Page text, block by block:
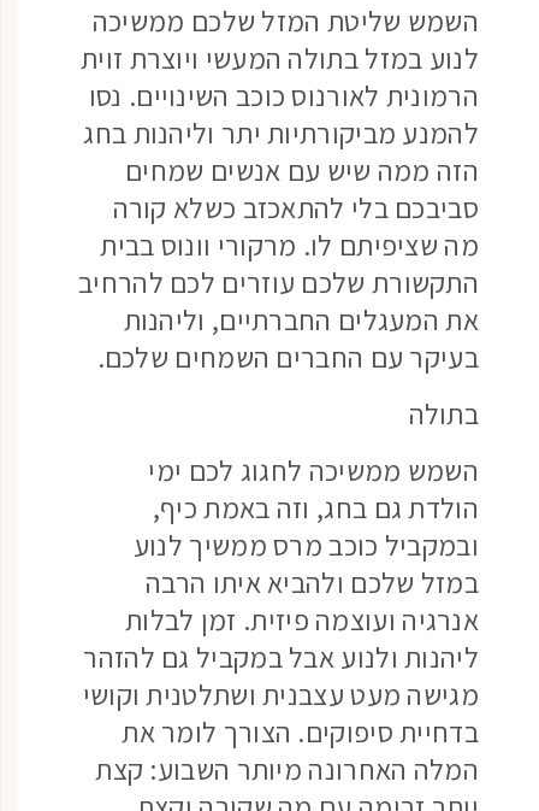
השמש שליטת המזל שלכם ממשיכה
לנוע במזל בתולה המעשי ויוצרת זוית
הרמונית לאורנוס כוכב השינויים. נסו
להמנע מביקורתיות יתר וליהנות בחג
הזה ממה שיש עם אנשים שמחים
סביבכם בלי להתאכזב כשלא קורה
מה שציפיתם לו. מרקורי וונוס בבית
התקשורת שלכם עוזרים לכם להרחיב
את המעגלים החברתיים, וליהנות
בעיקר עם החברים השמחים שלכם.
בתולה
השמש ממשיכה לחגוג לכם ימי
הולדת גם בחג, וזה באמת כיף,
ובמקביל כוכב מרס ממשיך לנוע
במזל שלכם ולהביא איתו הרבה
אנרגיה ועוצמה פיזית. זמן לבלות
ליהנות ולנוע אבל במקביל גם להזהר
מגישה מעט עצבנית ושתלטנית וקושי
בדחיית סיפוקים. הצורך לומר את
המלה האחרונה מיותר השבוע: קצת